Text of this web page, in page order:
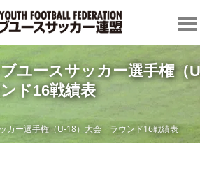
ユースサッカー選手権（
ド16戦績表
カー選手権（U-18）大会 ラウンド16戦績表